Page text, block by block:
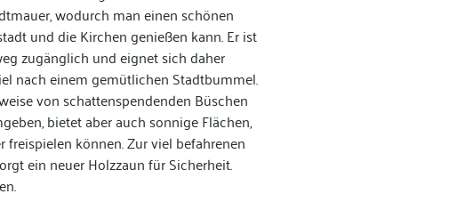
wodurch man einen schönen
und die Kirchen genießen kann. Er ist
zugänglich und eignet sich daher
nach einem gemütlichen Stadtbummel.
von schattenspendenden Büschen
bietet aber auch sonnige Flächen,
freispielen können. Zur viel befahrenen
ein neuer Holzzaun für Sicherheit.